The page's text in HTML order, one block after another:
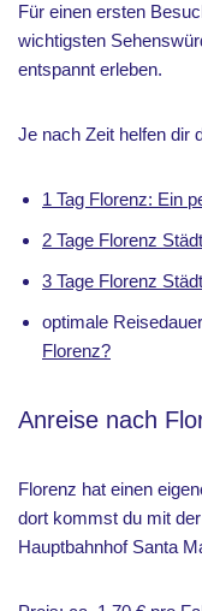
Für einen ersten
wichtigsten
entspannt erleben.
Je nach Zeit helfen dir
1 Tag Florenz: Ein
2 Tage Florenz
3 Tage Florenz
optimale
Florenz?
Anreise nach
Florenz hat einen
dort kommst du mit der
Hauptbahnhof Santa